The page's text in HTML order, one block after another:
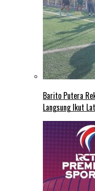
Barito Putera
Langsung Ikut